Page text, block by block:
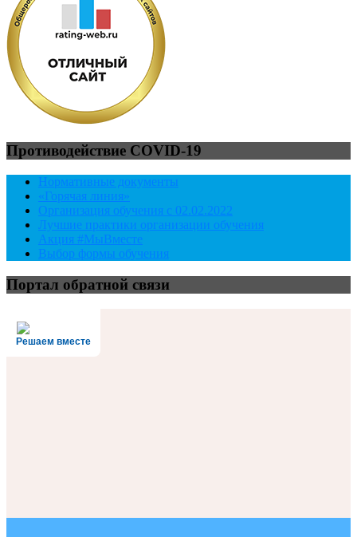
Противодействие COVID-19
Нормативные документы
«Горячая линия»
Организация обучения с 02.02.2022
Лучшие практики организации обучения
Акция #МыВместе
Выбор формы обучения
Портал обратной связи
Решаем вместе